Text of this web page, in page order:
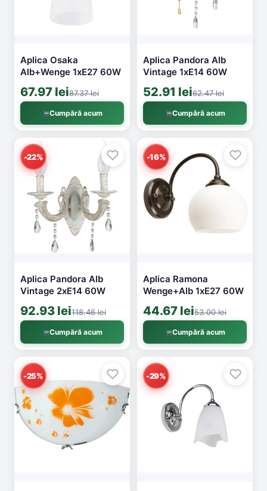
Aplica Osaka
Alb+Wenge 1xE27 60W
67.97 lei87.37 lei
Cumpără acum
Aplica Pandora Alb
Vintage 1xE14 60W
52.91 lei62.47 lei
Cumpără acum
-22%
Aplica Pandora Alb
Vintage 2xE14 60W
92.93 lei118.46 lei
Cumpără acum
-16%
Aplica Ramona
Wenge+Alb 1xE27 60W
44.67 lei53.00 lei
Cumpără acum
-25% -29%